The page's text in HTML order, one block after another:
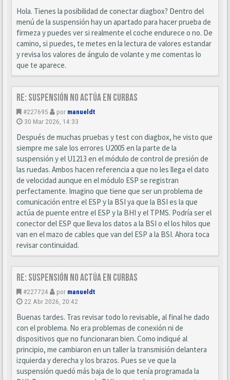
Hola. Tienes la posibilidad de conectar diagbox? Dentro del
menú de la suspensión hay un apartado para hacer prueba de
firmeza y puedes ver si realmente el coche endurece o no. De
camino, si puedes, te metes en la lectura de valores estandar
y revisa los valores de ángulo de volante y me comentas lo
que te aparece.
Re: Suspensión no actúa en curbas
#227695 por manueldt
30 Mar 2026, 14:33
Después de muchas pruebas y test con diagbox, he visto que
siempre me sale los errores U2005 en la parte de la
suspensión y el U1213 en el módulo de control de presión de
las ruedas. Ambos hacen referencia a que no les llega el dato
de velocidad aunque en el módulo ESP se registran
perfectamente. Imagino que tiene que ser un problema de
comunicación entre el ESP y la BSI ya que la BSI es la que
actúa de puente entre el ESP y la BHI y el TPMS. Podría ser el
conector del ESP que lleva los datos a la BSI o el los hilos que
van en el mazo de cables que van del ESP a la BSI. Ahora toca
revisar continuidad.
Re: Suspensión no actúa en curbas
#227724 por manueldt
22 Abr 2026, 20:42
Buenas tardes. Tras revisar todo lo revisable, al final he dado
con el problema. No era problemas de conexión ni de
dispositivos que no funcionaran bien. Como indiqué al
principio, me cambiaron en un taller la transmisión delantera
izquierda y derecha y los brazos. Pues se ve que la
suspensión quedó más baja de lo que tenía programada la